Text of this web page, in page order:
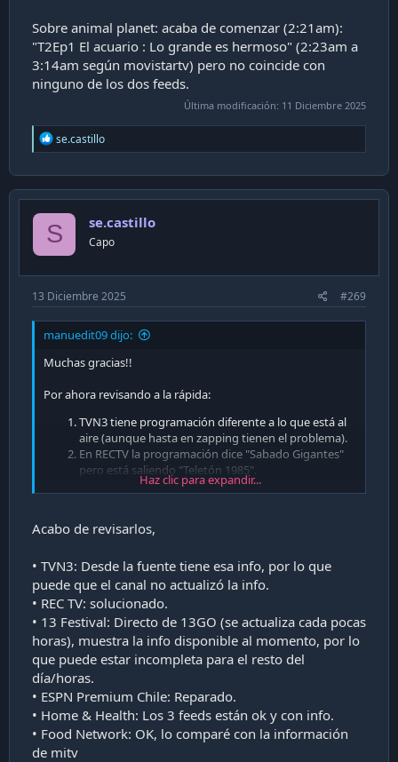
Sobre animal planet: acaba de comenzar (2:21am):
"T2Ep1 El acuario : Lo grande es hermoso" (2:23am a
3:14am según movistartv) pero no coincide con
ninguno de los dos feeds.
Última modificación: 11 Diciembre 2025
R
e
c
t
o
n
se.castillo
S se.castillo
Capo
13 Diciembre 2025 #269
manuedit09 dijo:
Muchas gracias!!
Por ahora revisando a la rápida:
TVN3 tiene programación diferente a lo que está al
aire (aunque hasta en zapping tienen el problema).
En RECTV la programación dice "Sabado Gigantes"
pero está saliendo "Teletón 1985".
En 13Festival aparece "Inti Illimani" pero están
El discovery H&H está dando (11:19am) "Juego de
programación.
En Food Network la programación dice "hornea
como buddy desafiando la gravedad" pero está
dando "bobby flay triple desafío" (quizás puede que
sea un problema de feed).
Puede ser que el feed 4 de star channel esté desfasado? En
este momento (2:02am) están dando Busqueda Implacable
2 pero en la guía sale que están dando "Good American
Family • Si cuentas una historia lo suficientemente bien".
Según movistartv Busqueda implacable 2 va de 1:05am a
3:05am pero en el feed 4 sale de 2:05am a 4:05am.
Haz clic para expandir...
Acabo de revisarlos,
• TVN3: Desde la fuente tiene esa info, por lo que
puede que el canal no actualizó la info.
• REC TV: solucionado.
• 13 Festival: Directo de 13GO (se actualiza cada pocas
horas), muestra la info disponible al momento, por lo
que puede estar incompleta para el resto del
día/horas.
• ESPN Premium Chile: Reparado.
• Home & Health: Los 3 feeds están ok y con info.
• Food Network: OK, lo comparé con la información
de mitv